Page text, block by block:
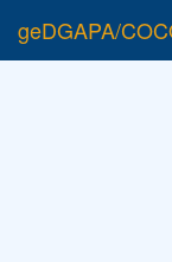
geDGAPA/